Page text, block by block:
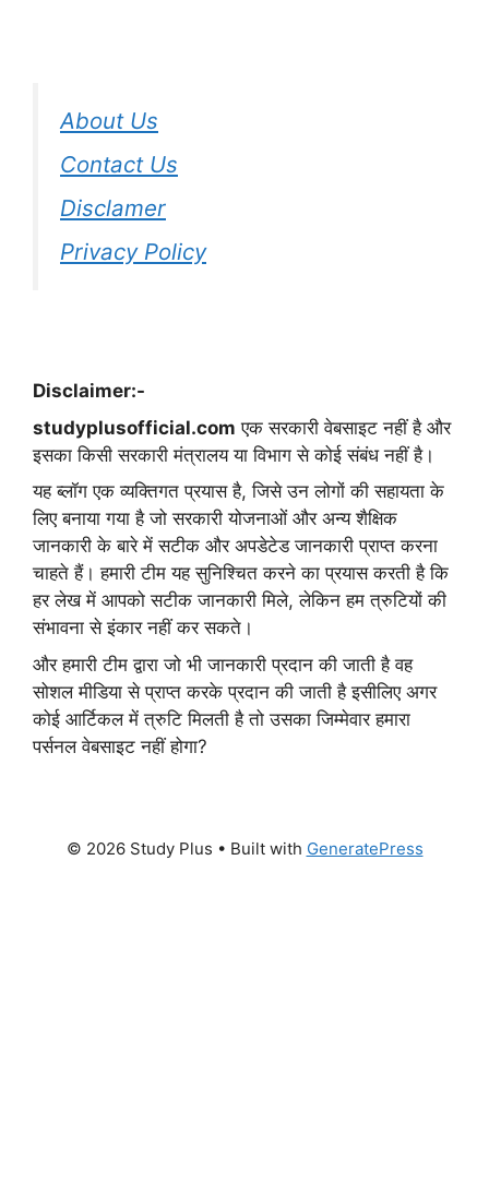
About Us
Contact Us
Disclamer
Privacy Policy
Disclaimer:-
studyplusofficial.com एक सरकारी वेबसाइट नहीं है और
इसका किसी सरकारी मंत्रालय या विभाग से कोई संबंध नहीं है।
यह ब्लॉग एक व्यक्तिगत प्रयास है, जिसे उन लोगों की सहायता के
लिए बनाया गया है जो सरकारी योजनाओं और अन्य शैक्षिक
जानकारी के बारे में सटीक और अपडेटेड जानकारी प्राप्त करना
चाहते हैं। हमारी टीम यह सुनिश्चित करने का प्रयास करती है कि
हर लेख में आपको सटीक जानकारी मिले, लेकिन हम त्रुटियों की
संभावना से इंकार नहीं कर सकते।
और हमारी टीम द्वारा जो भी जानकारी प्रदान की जाती है वह
सोशल मीडिया से प्राप्त करके प्रदान की जाती है इसीलिए अगर
कोई आर्टिकल में त्रुटि मिलती है तो उसका जिम्मेवार हमारा
पर्सनल वेबसाइट नहीं होगा?
© 2026 Study Plus • Built with GeneratePress